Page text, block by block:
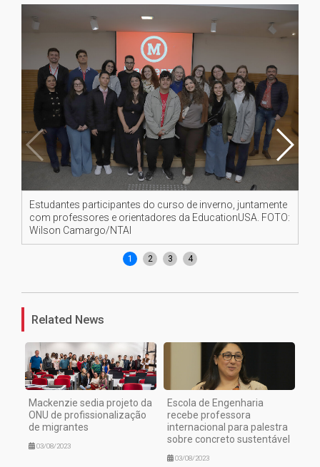
Estudantes participantes do curso de inverno, juntamente
com professores e orientadores da EducationUSA. FOTO:
Wilson Camargo/NTAI
1 2 3 4
Related News
Mackenzie sedia projeto da
ONU de profissionalização
de migrantes
03/08/2023
Escola de Engenharia
recebe professora
internacional para palestra
sobre concreto sustentável
03/08/2023